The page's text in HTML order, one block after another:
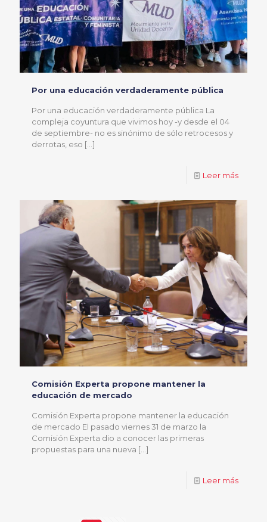
Por una educación verdaderamente pública
Por una educación verdaderamente pública La
compleja coyuntura que vivimos hoy -y desde el 04
de septiembre- no es sinónimo de sólo retrocesos y
derrotas, eso […]
Leer más
Comisión Experta propone mantener la
educación de mercado
Comisión Experta propone mantener la educación
de mercado El pasado viernes 31 de marzo la
Comisión Experta dio a conocer las primeras
propuestas para una nueva […]
Leer más